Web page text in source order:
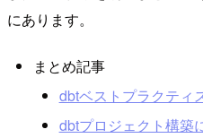
にあります。
まとめ記事
dbtベストプラクティ
dbtプロジェクト構築